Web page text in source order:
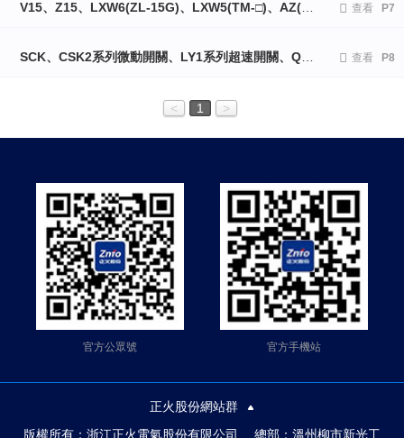
 查看 P7
 查看 P8
< 1 >
官方公眾號 官方手機站
正火股份網站群
版權所有：浙江正火電氣股份有限公司 總部：溫州柳市新光工